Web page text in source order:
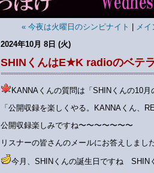
« 今夜は火曜日のシンピナイト メイ
2024年10月 8日 (火)
SHINくんはE★K radioのベテ
KANNAくんの質問は「SHINくんの10月
「公開収録を楽しくやる。KANNAくん、
公開収録楽しみですね〜〜〜〜〜〜〜
リスナーの皆さんのメールにお答えしまし
今月、SHINくんの誕生日ですね SHIN